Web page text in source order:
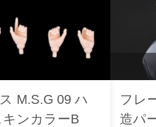
M.S.G 09 ハ
ンカラーB
フレ
造パ